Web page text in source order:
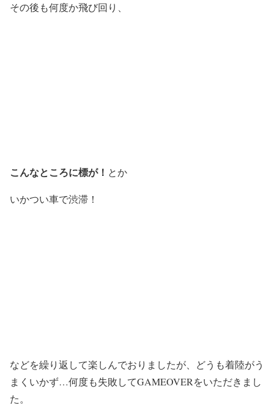
その後も何度か飛び回り、
こんなところに標が！ とか
いかつい車で渋滞！
などを繰り返して楽しんでおりましたが、どうも着陸がう
まくいかず…何度も失敗してGAMEOVERをいただきまし
た。